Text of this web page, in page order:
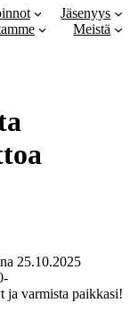
Jäsenyys
Meistä
25.10.2025
ja varmista paikkasi!